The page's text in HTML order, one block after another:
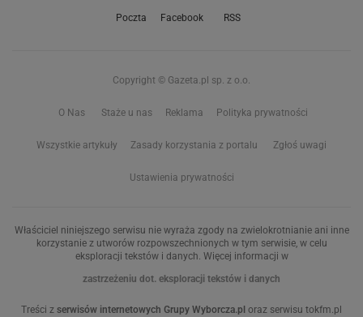
Poczta Facebook RSS
Copyright © Gazeta.pl sp. z o.o.
O Nas Staże u nas Reklama Polityka prywatności
Wszystkie artykuły Zasady korzystania z portalu Zgłoś uwagi
Ustawienia prywatności
Właściciel niniejszego serwisu nie wyraża zgody na zwielokrotnianie ani inne
korzystanie z utworów rozpowszechnionych w tym serwisie, w celu
eksploracji tekstów i danych. Więcej informacji w
zastrzeżeniu dot. eksploracji tekstów i danych
Treści z serwisów internetowych Grupy Wyborcza.pl oraz serwisu tokfm.pl